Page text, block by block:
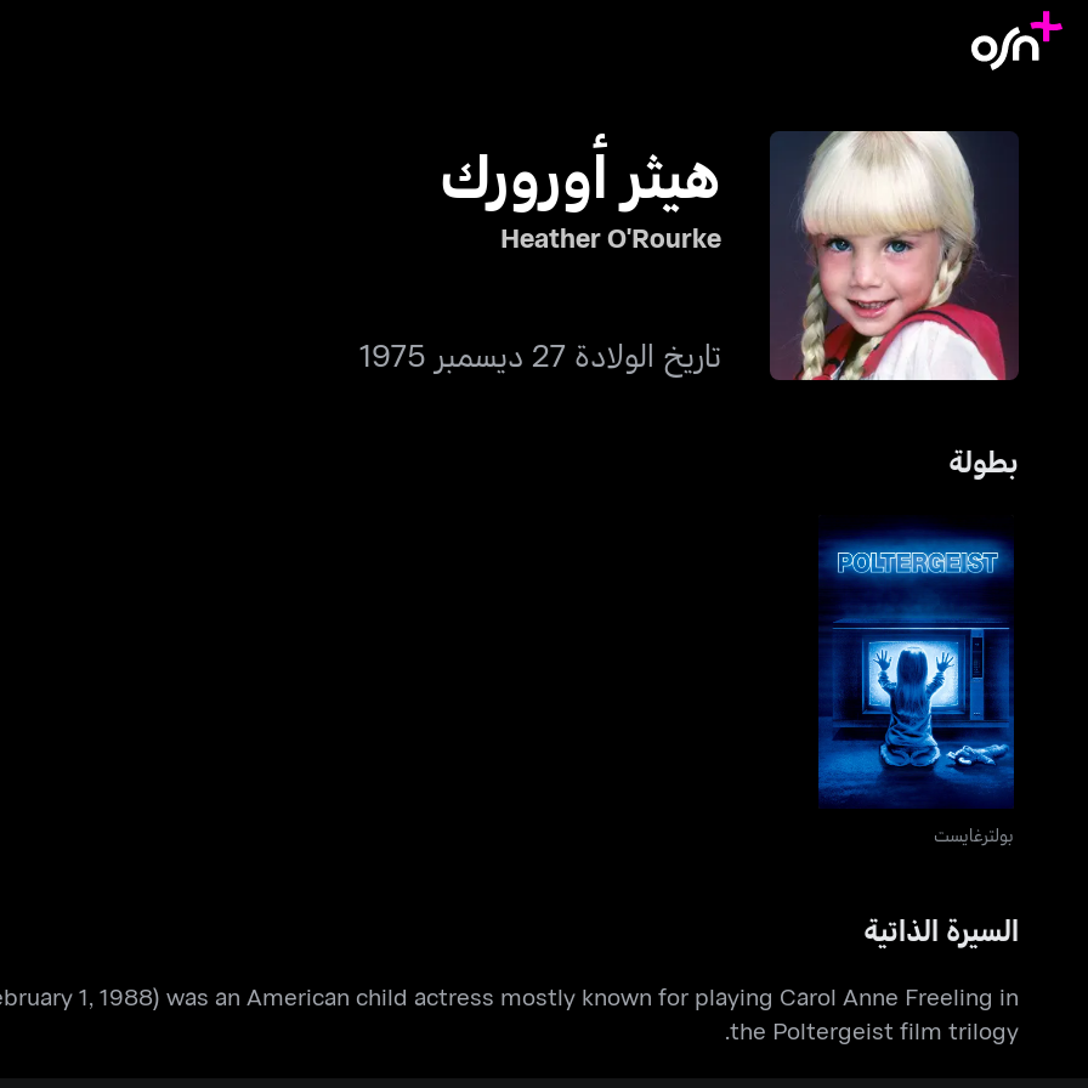
هيثر أورورك
Heather O'Rourke
تاريخ الولادة 27 ديسمبر 1975
بطولة
بولترغايست
بولترغايست
السيرة الذاتية
1, 1988) was an American child actress mostly known for playing Carol Anne Freeling in
the Poltergeist film trilogy.